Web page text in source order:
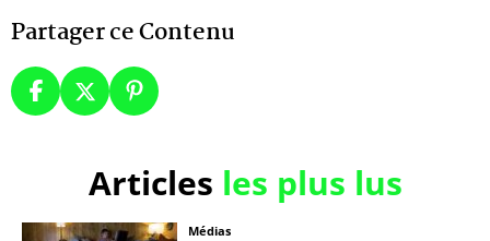
Partager ce Contenu
Articles les plus lus
Médias